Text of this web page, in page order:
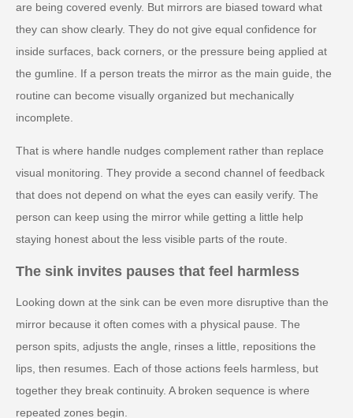
are being covered evenly. But mirrors are biased toward what
they can show clearly. They do not give equal confidence for
inside surfaces, back corners, or the pressure being applied at
the gumline. If a person treats the mirror as the main guide, the
routine can become visually organized but mechanically
incomplete.
That is where handle nudges complement rather than replace
visual monitoring. They provide a second channel of feedback
that does not depend on what the eyes can easily verify. The
person can keep using the mirror while getting a little help
staying honest about the less visible parts of the route.
The sink invites pauses that feel harmless
Looking down at the sink can be even more disruptive than the
mirror because it often comes with a physical pause. The
person spits, adjusts the angle, rinses a little, repositions the
lips, then resumes. Each of those actions feels harmless, but
together they break continuity. A broken sequence is where
repeated zones begin.